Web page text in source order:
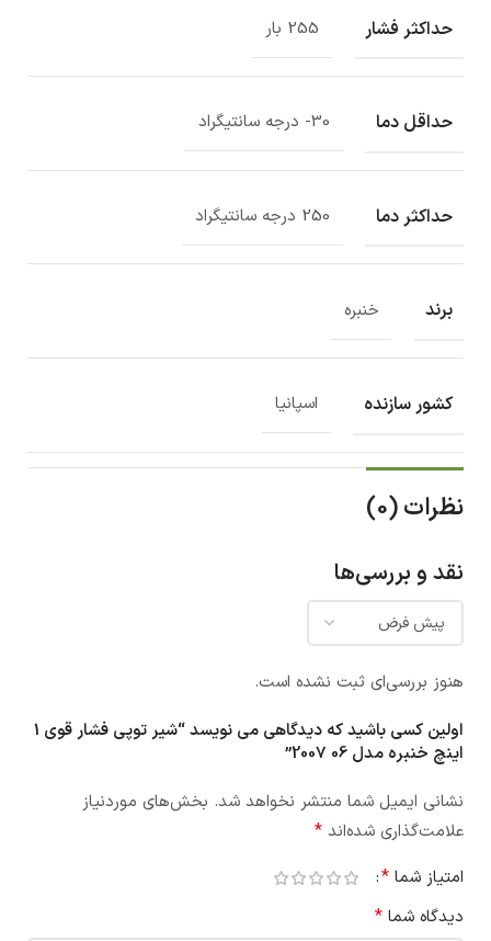
حداکثر فشار 255 بار
حداقل دما 30- درجه سانتیگراد
حداکثر دما 250 درجه سانتیگراد
برند خنبره
کشور سازنده اسپانیا
نظرات (0)
نقد و بررسی‌ها
هنوز بررسی‌ای ثبت نشده است.
اولین کسی باشید که دیدگاهی می نویسد “شیر توپی فشار قوی 1
اینچ خنبره مدل 06 2007”
نشانی ایمیل شما منتشر نخواهد شد. بخش‌های موردنیاز
علامت‌گذاری شده‌اند *
امتیاز شما *
دیدگاه شما *